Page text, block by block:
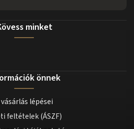
minket
önnek
lépései
feltételek (ÁSZF)